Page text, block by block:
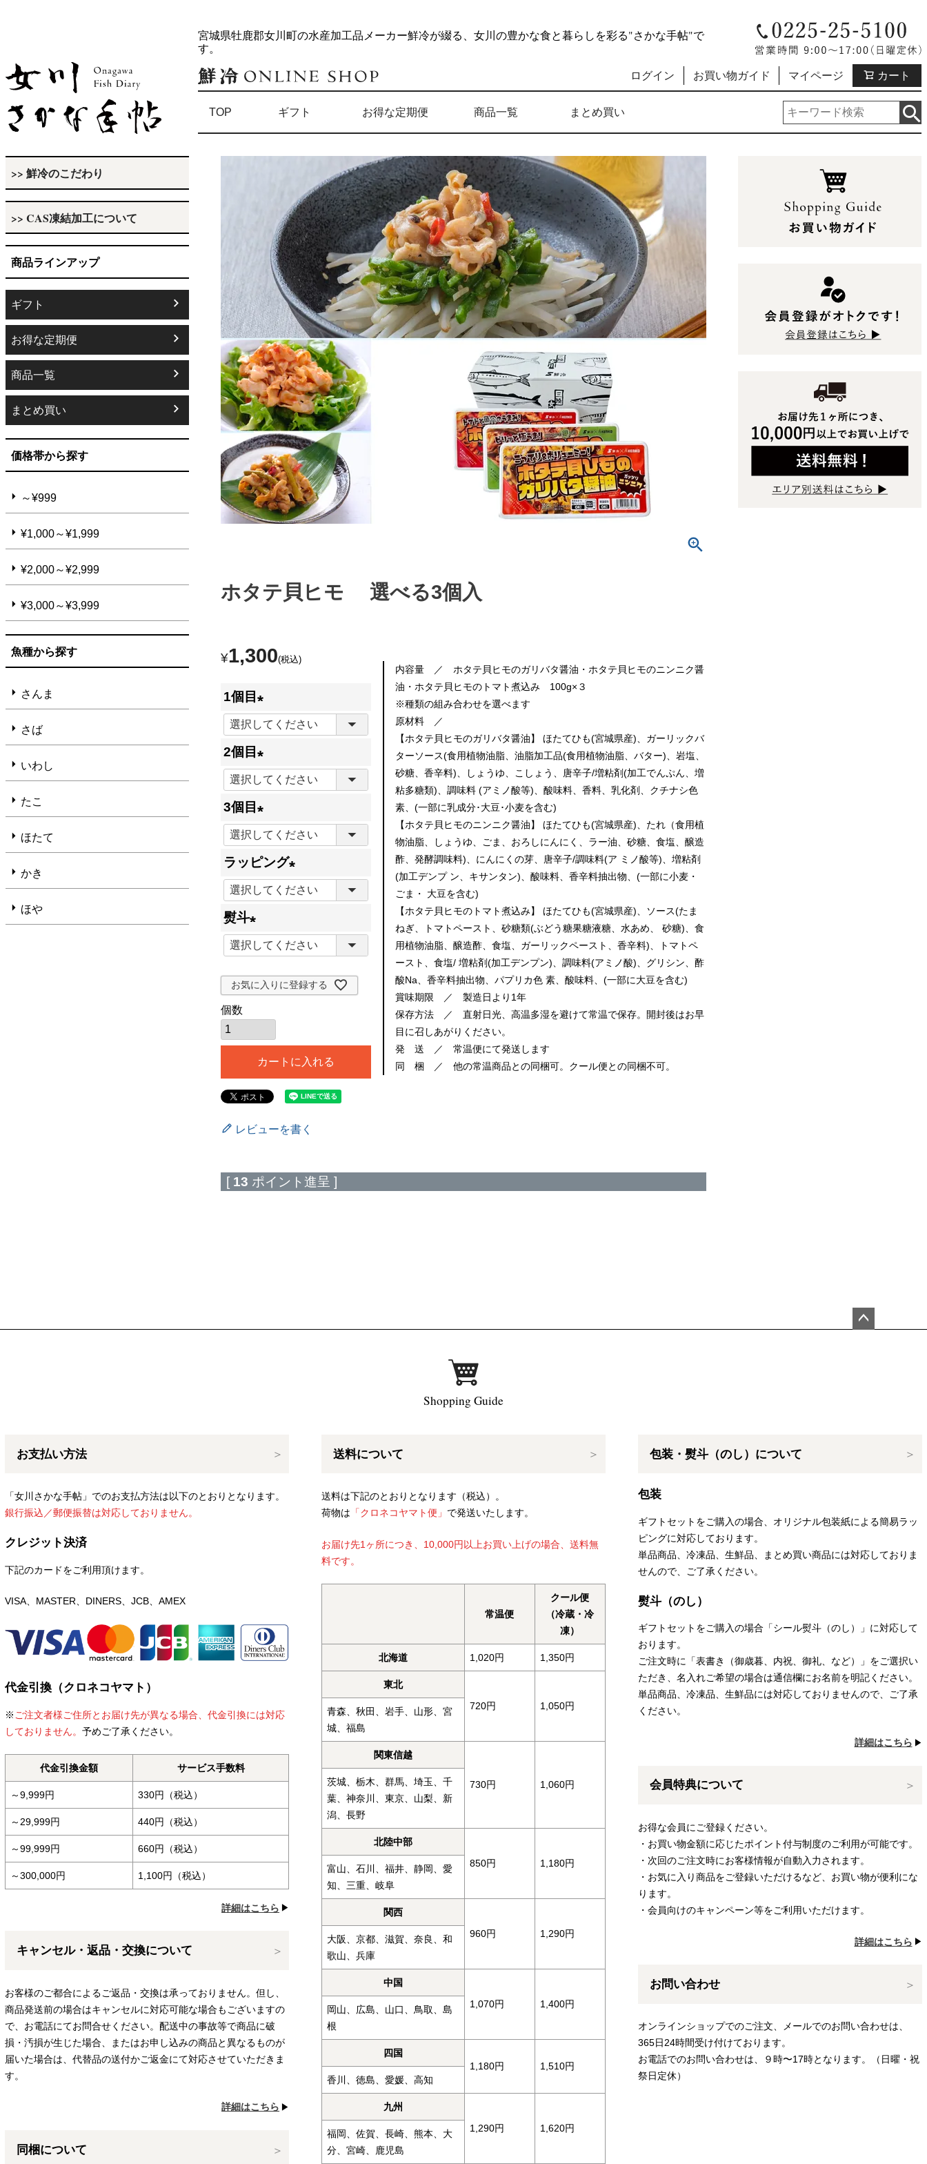
宮城県牡鹿郡女川町の水産加工品メーカー鮮冷が綴る、女川の豊かな食と暮らしを彩る"さかな手帖"で
す。
ログイン お買い物ガイド マイページ カート
TOP ギフト お得な定期便 商品一覧 まとめ買い
検索
>> 鮮冷のこだわり
>> CAS凍結加工について
商品ラインアップ
ギフト
お得な定期便
商品一覧
まとめ買い
価格帯から探す
～¥999
¥1,000～¥1,999
¥2,000～¥2,999
¥3,000～¥3,999
魚種から探す
さんま
さば
いわし
たこ
ほたて
かき
ほや
ホタテ貝ヒモ 選べる3個入
¥1,300 税込
1個目
(
必
須
)
2個目
(
必
須
)
3個目
(
必
須
)
ラッピング
(
須
)
熨斗
(
須
お気に入りに登録する
カートに入れる
レビューを書く
内容量 ／ ホタテ貝ヒモのガリバタ醤油・ホタテ貝ヒモのニンニク醤
油・ホタテ貝ヒモのトマト煮込み 100g×３
※種類の組み合わせを選べます
原材料 ／
【ホタテ貝ヒモのガリバタ醤油】 ほたてひも(宮城県産)、ガーリックバ
ターソース(食用植物油脂、油脂加工品(食用植物油脂、バター)、岩塩、
砂糖、香辛料)、しょうゆ、こしょう、唐辛子/増粘剤(加工でんぷん、増
粘多糖類)、調味料 (アミノ酸等)、酸味料、香料、乳化剤、クチナシ色
素、(一部に乳成分･大豆･小麦を含む)
【ホタテ貝ヒモのニンニク醤油】 ほたてひも(宮城県産)、たれ（食用植
物油脂、しょうゆ、ごま、おろしにんにく、ラー油、砂糖、食塩、醸造
酢、発酵調味料)、にんにくの芽、唐辛子/調味料(ア ミノ酸等)、増粘剤
(加工デンプ ン、キサンタン)、酸味料、香辛料抽出物、(一部に小麦・
ごま・ 大豆を含む)
【ホタテ貝ヒモのトマト煮込み】 ほたてひも(宮城県産)、ソース(たま
ねぎ、トマトペースト、砂糖類(ぶどう糖果糖液糖、水あめ、 砂糖)、食
用植物油脂、醸造酢、食塩、ガーリックペースト、香辛料)、トマトペ
ースト、食塩/ 増粘剤(加工デンプン)、調味料(アミノ酸)、グリシン、酢
酸Na、香辛料抽出物、パプリカ色 素、酸味料、(一部に大豆を含む)
賞味期限 ／ 製造日より1年
保存方法 ／ 直射日光、高温多湿を避けて常温で保存。開封後はお早
目に召しあがりください。
発 送 ／ 常温便にて発送します
同 梱 ／ 他の常温商品との同梱可。クール便との同梱不可。
[ 13 ポイント進呈 ]
Shopping Guide
お支払い方法
「女川さかな手帖」でのお支払方法は以下のとおりとなります。
銀行振込／郵便振替は対応しておりません。
クレジット決済
下記のカードをご利用頂けます。
VISA、MASTER、DINERS、JCB、AMEX
代金引換（クロネコヤマト）
※ ご注文者様ご住所とお届け先が異なる場合、代金引換には対応
しておりません。予めご了承ください。
代金引換金額 サービス手数料
～9,999円 330円（税込）
～29,999円 440円（税込）
～99,999円 660円（税込）
～300,000円 1,100円（税込）
詳細はこちら
キャンセル・返品・交換について
お客様のご都合によるご返品・交換は承っておりません。但し、
商品発送前の場合はキャンセルに対応可能な場合もございますの
で、お電話にてお問合せください。配送中の事故等で商品に破
損・汚損が生じた場合、またはお申し込みの商品と異なるものが
届いた場合は、代替品の送付かご返金にて対応させていただきま
す。
詳細はこちら
同梱について
送料について
送料は下記のとおりとなります（税込）。
荷物は 「クロネコヤマト便」 で発送いたします。
お届け先1ヶ所につき、10,000円以上お買い上げの場合、送料無
料です。
常温便
クール便
（冷蔵・冷
凍）
北海道 1,020円 1,350円
東北
720円
1,050円
青森、秋田、岩手、山形、宮
城、福島
関東信越
730円 1,060円
茨城、栃木、群馬、埼玉、千
葉、神奈川、東京、山梨、新
潟、長野
北陸中部
850円
1,180円
富山、石川、福井、静岡、愛
知、三重、岐阜
関西
960円
1,290円
大阪、京都、滋賀、奈良、和
歌山、兵庫
中国
1,070円
1,400円
岡山、広島、山口、鳥取、島
根
四国
1,180円
1,510円
香川、徳島、愛媛、高知
九州
1,290円
1,620円
福岡、佐賀、長崎、熊本、大
分、宮崎、鹿児島
包装・熨斗（のし）について
包装
ギフトセットをご購入の場合、オリジナル包装紙による簡易ラッ
ピングに対応しております。
単品商品、冷凍品、生鮮品、まとめ買い商品には対応しておりま
せんので、ご了承ください。
熨斗（のし）
ギフトセットをご購入の場合「シール熨斗（のし）」に対応して
おります。
ご注文時に「表書き（御歳暮、内祝、御礼、など）」をご選択い
ただき、名入れご希望の場合は通信欄にお名前を明記ください。
単品商品、冷凍品、生鮮品には対応しておりませんので、ご了承
ください。
詳細はこちら
会員特典について
お得な会員にご登録ください。
・お買い物金額に応じたポイント付与制度のご利用が可能です。
・次回のご注文時にお客様情報が自動入力されます。
・お気に入り商品をご登録いただけるなど、お買い物が便利にな
ります。
・会員向けのキャンペーン等をご利用いただけます。
詳細はこちら
お問い合わせ
オンラインショップでのご注文、メールでのお問い合わせは、
365日24時間受け付けております。
お電話でのお問い合わせは、９時〜17時となります。（日曜・祝
祭日定休）